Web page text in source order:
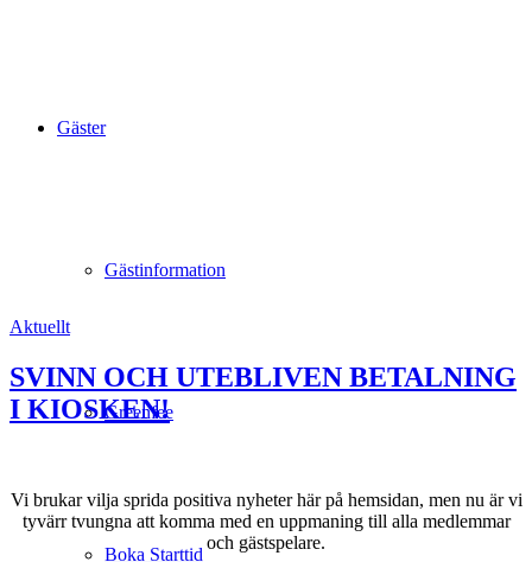
Gäster
Gästinformation
Greenfee
Boka Starttid
Aktuellt
SVINN OCH UTEBLIVEN BETALNING
I KIOSKEN!
Vi brukar vilja sprida positiva nyheter här på hemsidan, men nu är vi
tyvärr tvungna att komma med en uppmaning till alla medlemmar
och gästspelare.